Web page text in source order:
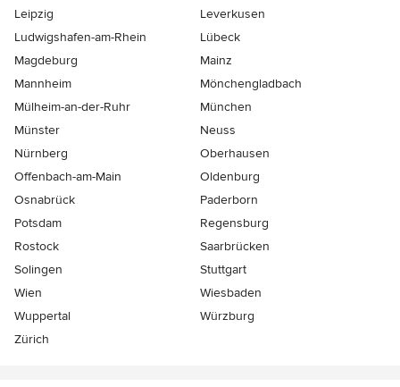
Leipzig
Leverkusen
Ludwigshafen-am-Rhein
Lübeck
Magdeburg
Mainz
Mannheim
Mönchen­gladbach
Mülheim-an-der-Ruhr
München
Münster
Neuss
Nürnberg
Oberhausen
Offenbach-am-Main
Oldenburg
Osnabrück
Paderborn
Potsdam
Regensburg
Rostock
Saarbrücken
Solingen
Stuttgart
Wien
Wiesbaden
Wuppertal
Würzburg
Zürich